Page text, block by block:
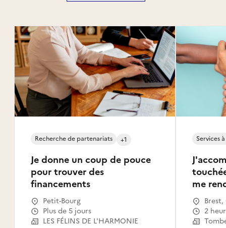
Je donne un coup de pouce
pour trouver des
financements
Recherche de partenariats +1
Petit-Bourg
Plus de 5 jours
LES FÉLINS DE L'HARMONIE
me
des
raison
vous
Services
2